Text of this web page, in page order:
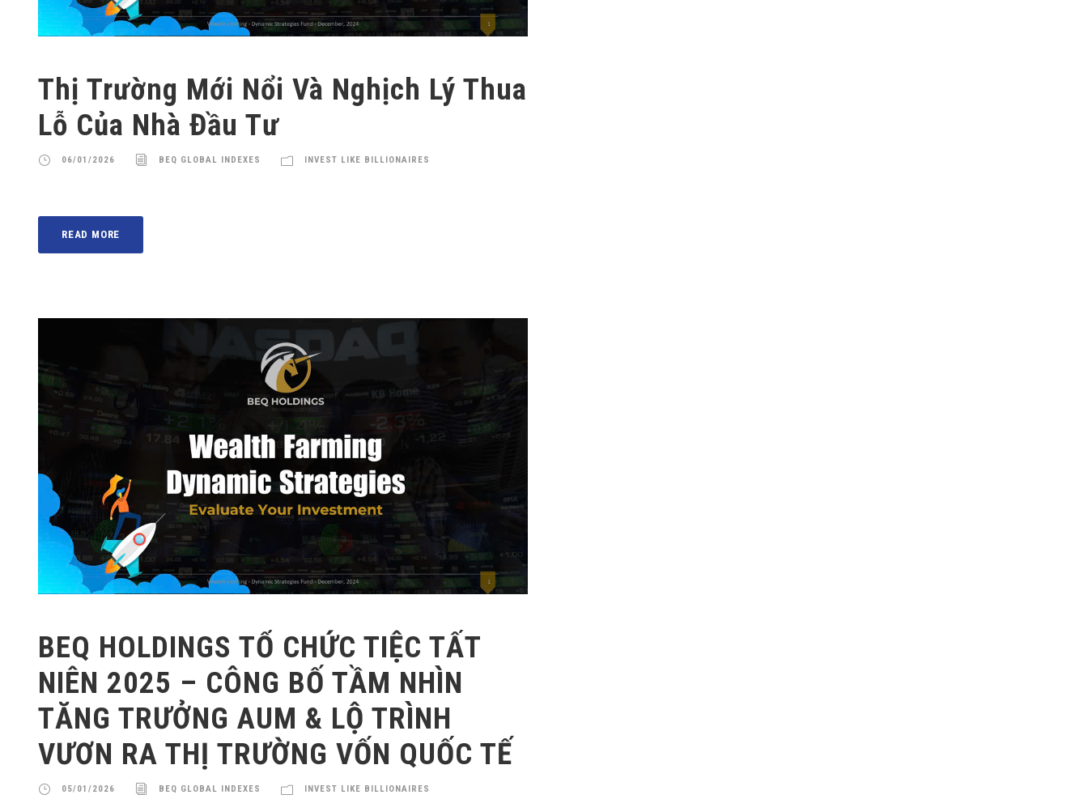
Thị Trường Mới Nổi Và Nghịch Lý Thua
Lỗ Của Nhà Đầu Tư
06/01/2026 BEQ GLOBAL INDEXES INVEST LIKE BILLIONAIRES
READ MORE
BEQ HOLDINGS TỔ CHỨC TIỆC TẤT
NIÊN 2025 – CÔNG BỐ TẦM NHÌN
TĂNG TRƯỞNG AUM & LỘ TRÌNH
VƯƠN RA THỊ TRƯỜNG VỐN QUỐC TẾ
05/01/2026 BEQ GLOBAL INDEXES INVEST LIKE BILLIONAIRES